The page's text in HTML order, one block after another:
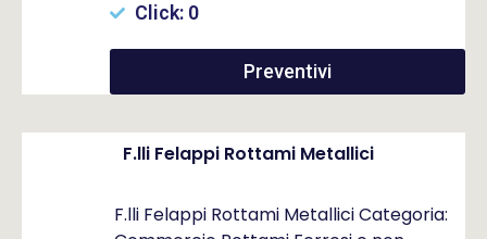
Click: 0
Preventivi
F.lli Felappi Rottami Metallici
F.lli Felappi Rottami Metallici Categoria: